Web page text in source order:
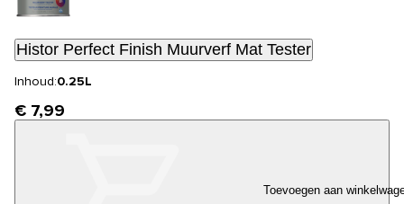
Histor Perfect Finish Muurverf Mat Tester
Inhoud:0.25L
€ 7,99
Toevoegen aan